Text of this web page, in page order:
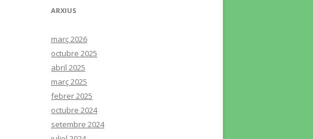
ARXIUS
març 2026
octubre 2025
abril 2025
març 2025
febrer 2025
octubre 2024
setembre 2024